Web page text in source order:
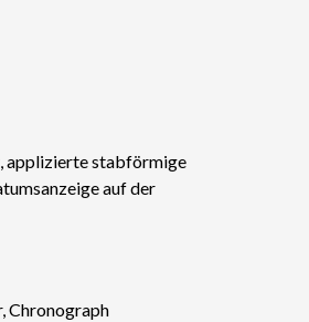
applizierte stabförmige
auf der
Chronograph